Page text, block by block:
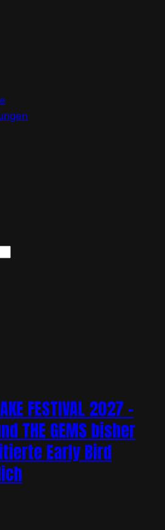
FESTIVAL 2027 –
THE GEMS bisher
Early Bird